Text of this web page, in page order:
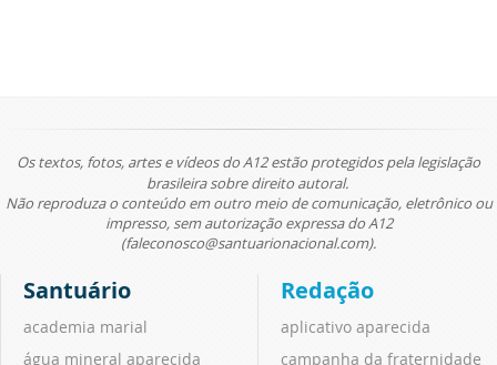
Os textos, fotos, artes e vídeos do A12 estão protegidos pela legislação
brasileira sobre direito autoral.
Não reproduza o conteúdo em outro meio de comunicação, eletrônico ou
impresso, sem autorização expressa do A12
(faleconosco@santuarionacional.com).
Santuário
academia marial
água mineral aparecida
Redação
aplicativo aparecida
campanha da fraternidade